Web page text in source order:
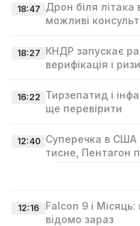
18:47 Дрон біля літака
можливі
18:27 КНДР запускає
верифікація і
16:22 Тирзепатид і
ще перевірити
12:40 Суперечка в США
тисне, Пентагон
12:16
Falcon 9 і
відомо зараз